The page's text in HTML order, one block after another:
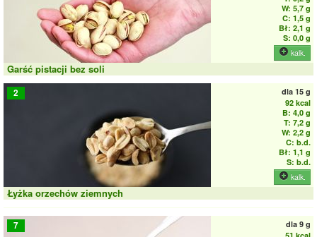
W: 5,7 g
C: 1,5 g
Bł: 2,1 g
S: 0,0 g
kalk.
Garść pistacji bez soli
2 dla 15 g
92 kcal
B: 4,0 g
T: 7,2 g
W: 2,2 g
C: b.d.
Bł: 1,1 g
S: b.d.
kalk.
Łyżka orzechów ziemnych
7 dla 9 g